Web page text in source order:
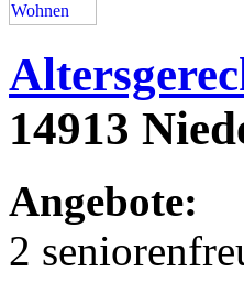
14913
Angebote:
2